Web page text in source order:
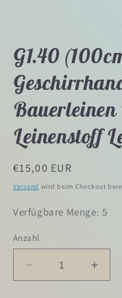
G1.40
Leinenstoff
Normaler
Preis
€15,00 EUR
Versand wird beim Checkout
Verfügbare Menge: 5
Anzahl
Verringere
die
die